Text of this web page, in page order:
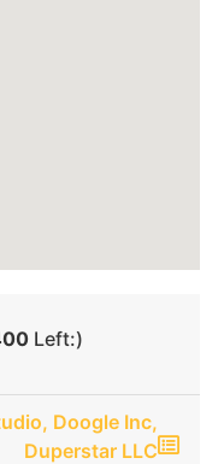
Left:)
Doogle Inc,
Duperstar LLC